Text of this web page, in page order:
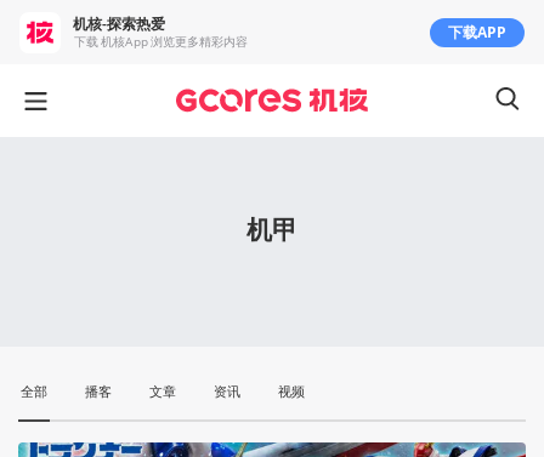
机甲
全部 播客 文章 资讯 视频
机核-探索热爱
下载 机核App 浏览更多精彩内容 下载APP